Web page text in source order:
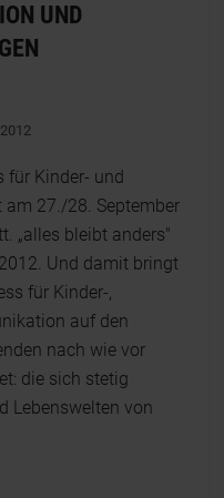
UND
für Kinder- und
27./28. September
„alles bleibt anders"
Und damit bringt
für Kinder-,
auf den
nach wie vor
die sich stetig
Lebenswelten von